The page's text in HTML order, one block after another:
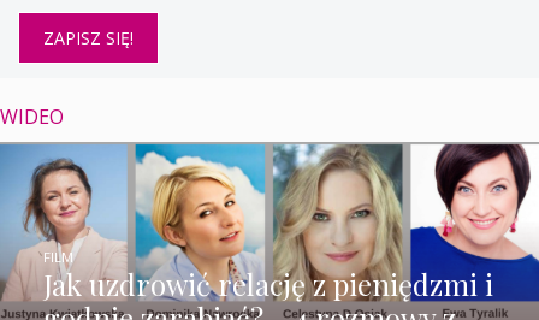
WIDEO
Jak uzdrowić relację z pieniędzmi i
FILM